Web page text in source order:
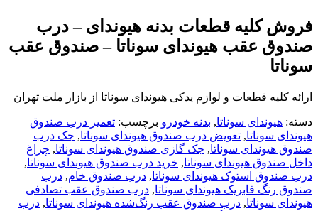
فروش کلیه قطعات بدنه هیوندای – درب
صندوق عقب هیوندای سوناتا – صندوق عقب
سوناتا
ارائه کلیه قطعات و لوازم یدکی هیوندای سوناتا از بازار ملت تهران
دسته: هیوندای سوناتا, بدنه خودرو برچسب: تعمیر درب صندوق
هیوندای سوناتا, تعویض درب صندوق هیوندای سوناتا, جک درب
صندوق هیوندای سوناتا, جک گازی صندوق هیوندای سوناتا, چراغ
داخل صندوق هیوندای سوناتا, خرید درب صندوق هیوندای سوناتا,
درب صندوق استوک هیوندای سوناتا, درب صندوق خام, درب
صندوق رنگ فابریک هیوندای سوناتا, درب صندوق عقب تصادفی
هیوندای سوناتا, درب صندوق عقب رنگ‌شده هیوندای سوناتا, درب